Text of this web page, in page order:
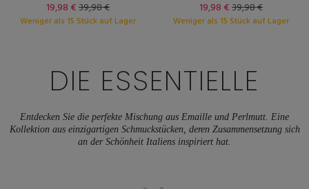
19,98 €39,98 €
Weniger als 15 Stück auf Lager
19,98 €39,98 €
Weniger als 15 Stück auf Lager
DIE ESSENTIELLE
Entdecken Sie die perfekte Mischung aus Emaille und Perlmutt. Eine
Kollektion aus einzigartigen Schmuckstücken, deren Zusammensetzung sich
an der Schönheit Italiens inspiriert hat.